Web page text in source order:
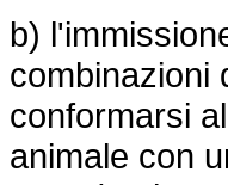
b)
combinazioni
conformarsi
animale con